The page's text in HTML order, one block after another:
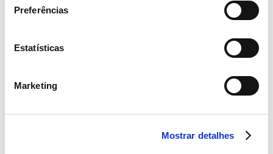
Preferências
Estatísticas
Marketing
Mostrar detalhes